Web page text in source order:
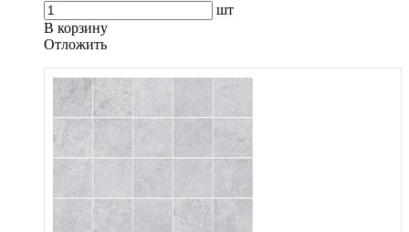
шт
В корзину
Oтложить